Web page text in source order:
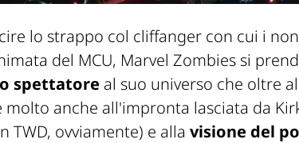
lo strappo col cliffanger con cui i
del MCU, Marvel Zombies si
spettatore al suo universo che oltre
molto anche all'impronta lasciata da
TWD, ovviamente) e alla visione del